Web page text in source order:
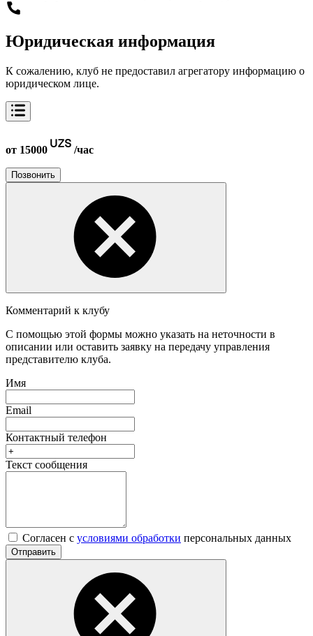
Юридическая информация
К сожалению, клуб не предоставил агрегатору информацию о
юридическом лице.
от 15000 /час
Позвонить
Комментарий к клубу
С помощью этой формы можно указать на неточности в
описании или оставить заявку на передачу управления
представителю клуба.
Имя
Email
Контактный телефон
Текст сообщения
Согласен с условиями обработки персональных данных
Отправить